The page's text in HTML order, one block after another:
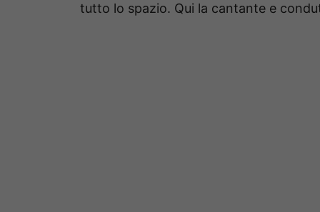
tutto lo spazio. Qui la cantante e